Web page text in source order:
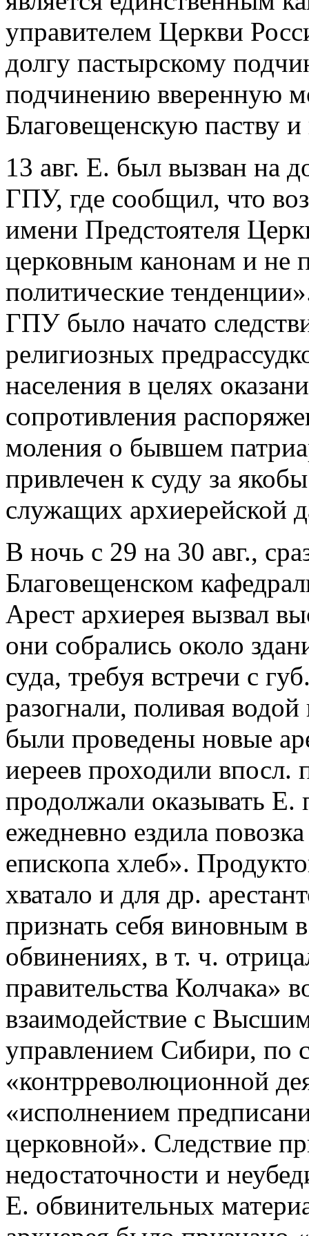
управителем Церкви
долгу пастырскому
подчинению вверенную
Благовещенскую паству
13 авг. Е. был вызван на
ГПУ, где сообщил, что
имени Предстоятеля
церковным канонам и не
политические
ГПУ было начато
религиозных
населения в целях
сопротивления
моления о бывшем
привлечен к суду за
служащих архиерейской
В ночь с 29 на 30 авг.,
Благовещенском
Арест архиерея вызвал
они собрались около
суда, требуя встречи с
разогнали, поливая
были проведены новые
иереев проходили
продолжали оказывать
ежедневно ездила
епископа хлеб».
хватало и для др.
признать себя виновным
обвинениях, в т. ч.
правительства Колчака»
взаимодействие с
управлением Сибири, по
«контрреволюционной
«исполнением
церковной». Следствие
недостаточности и
Е. обвинительных